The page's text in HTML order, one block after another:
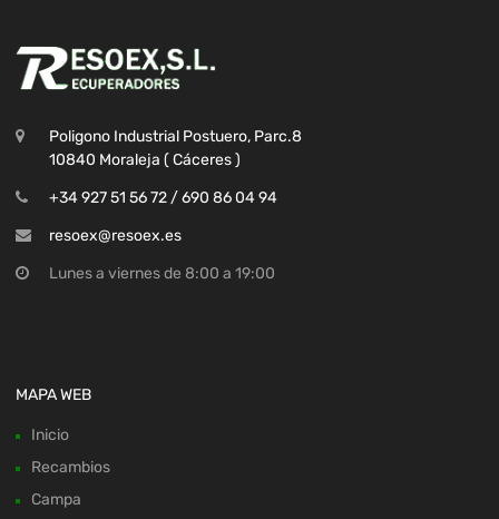
Poligono Industrial Postuero, Parc.8
10840 Moraleja ( Cáceres )
+34 927 51 56 72 / 690 86 04 94
resoex@resoex.es
Lunes a viernes de 8:00 a 19:00
MAPA WEB
Inicio
Recambios
Campa